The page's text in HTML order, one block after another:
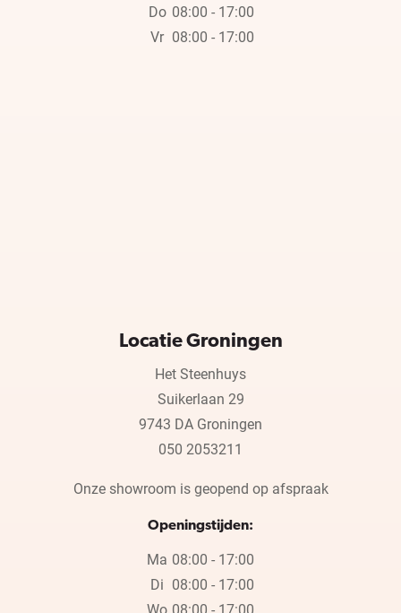
Do 08:00 - 17:00
Vr 08:00 - 17:00
Locatie Groningen
Het Steenhuys
Suikerlaan 29
9743 DA Groningen
050 2053211
Onze showroom is geopend op afspraak
Openingstijden:
Ma 08:00 - 17:00
Di 08:00 - 17:00
Wo 08:00 - 17:00